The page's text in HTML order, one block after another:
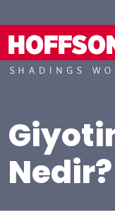
Nedir?